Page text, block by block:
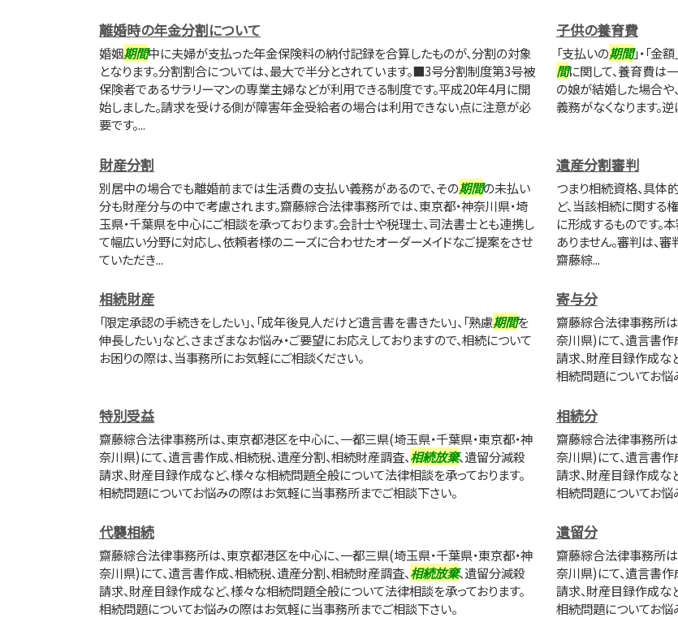
離婚時の年金分割について
婚姻期間中に夫婦が支払った年金保険料の納付記録を合算したものが、分割の対象
となります。分割割合については、最大で半分とされています。■3号分割制度第3号被
保険者であるサラリーマンの専業主婦などが利用できる制度です。平成20年4月に開
始しました。請求を受ける側が障害年金受給者の場合は利用できない点に注意が必
要です。...
子供の養育費
「支払いの期間」・「
間に関して、養育費は
の娘が結婚した場合や
義務がなくなります。
財産分割
別居中の場合でも離婚前までは生活費の支払い義務があるので、その期間の未払い
分も財産分与の中で考慮されます。齋藤綜合法律事務所では、東京都・神奈川県・埼
玉県・千葉県を中心にご相談を承っております。会計士や税理士、司法書士とも連携し
て幅広い分野に対応し、依頼者様のニーズに合わせたオーダーメイドなご提案をさせ
ていただき...
遺産分割審判
つまり相続資格、具体
ど、当該相続に関する
に形成するものです。
ありません。審判は、
齋藤綜...
相続財産
「限定承認の手続きをしたい」、「成年後見人だけど遺言書を書きたい」、「熟慮期間を
伸長したい」など、さまざまなお悩み・ご要望にお応えしておりますので、相続について
お困りの際は、当事務所にお気軽にご相談ください。
寄与分
齋藤綜合法律事務所は
奈川県)にて、遺言書作
請求、財産目録作成な
相続問題についてお悩
特別受益
齋藤綜合法律事務所は、東京都港区を中心に、一都三県(埼玉県・千葉県・東京都・神
奈川県)にて、遺言書作成、相続税、遺産分割、相続財産調査、相続放棄、遺留分減殺
請求、財産目録作成など、様々な相続問題全般について法律相談を承っております。
相続問題についてお悩みの際はお気軽に当事務所までご相談下さい。
相続分
齋藤綜合法律事務所は
奈川県)にて、遺言書作
請求、財産目録作成な
相続問題についてお悩
代襲相続
齋藤綜合法律事務所は、東京都港区を中心に、一都三県(埼玉県・千葉県・東京都・神
奈川県)にて、遺言書作成、相続税、遺産分割、相続財産調査、相続放棄、遺留分減殺
請求、財産目録作成など、様々な相続問題全般について法律相談を承っております。
相続問題についてお悩みの際はお気軽に当事務所までご相談下さい。
遺留分
齋藤綜合法律事務所は
奈川県)にて、遺言書作
請求、財産目録作成な
相続問題についてお悩